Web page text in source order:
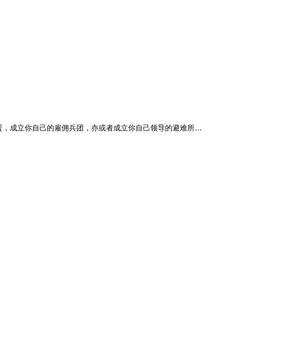
成立你自己的雇佣兵团，亦或者成立你自己领导的避难所…